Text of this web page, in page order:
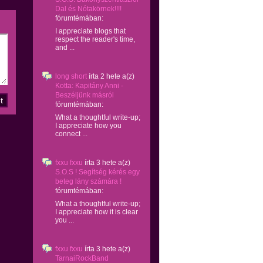
Dal és Nótakörnek!!!!
fórumtémában:
I appreciate blogs that
respect the reader's time,
and ...
long short írta 2 hete a(z)
Kotta: Kapitány Anni -
Beszéljünk másról
fórumtémában:
What a thoughtful write-up;
I appreciate how you
connect ...
fxxu fxxu írta 3 hete a(z)
S.O.S ! Segítség kérés egy
beteg lány számára !
fórumtémában:
What a thoughtful write-up;
I appreciate how it is clear
you ...
fxxu fxxu írta 3 hete a(z)
TarnaiRockBand